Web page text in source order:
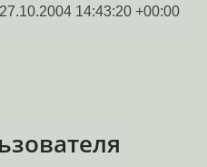
27.10.2004 14:43:20 +00:00